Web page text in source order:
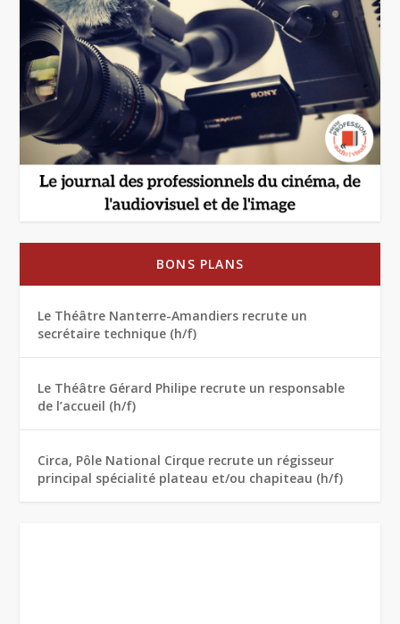
BONS PLANS
Le Théâtre Nanterre-Amandiers recrute un
secrétaire technique (h/f)
Le Théâtre Gérard Philipe recrute un responsable
de l’accueil (h/f)
Circa, Pôle National Cirque recrute un régisseur
principal spécialité plateau et/ou chapiteau (h/f)